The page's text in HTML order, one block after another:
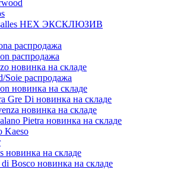
HEX ЭКСКЛЮЗИВ
распродажа
распродажа
новинка на складе
Soie распродажа
новинка на складе
Gre Di новинка на складе
новинка на складе
Pietra новинка на складе
Kaeso
новинка на складе
Bosco новинка на складе